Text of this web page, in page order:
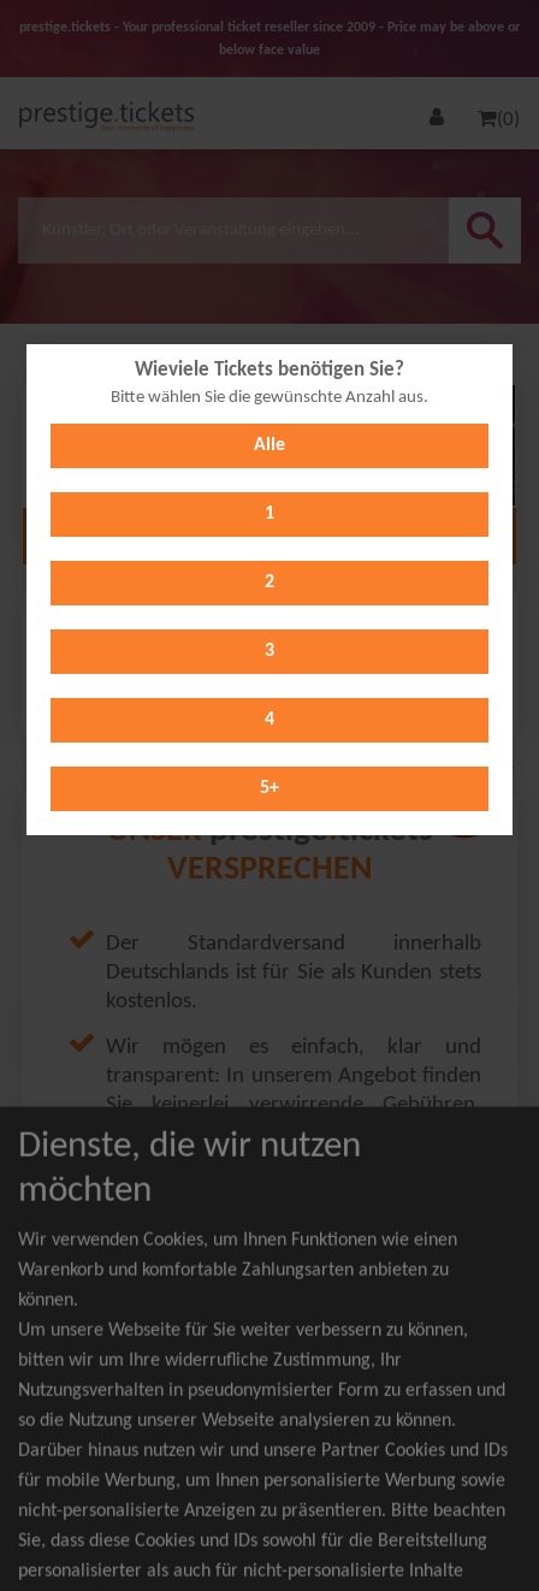
prestige.tickets - Your professional ticket reseller since 2009 - Price may be above or
below face value
(0)
Wieviele Tickets benötigen Sie?
Bitte wählen Sie die gewünschte Anzahl aus.
Alle
1
2
3
4
5+
23
Alle Termine anzeigen
Friday 23.04.2027
UNSERprestige.tickets
VERSPRECHEN
Der Standardversand innerhalb
Deutschlands ist für Sie als Kunden stets
kostenlos.
Wir mögen es einfach, klar und
transparent: In unserem Angebot finden
Sie keinerlei verwirrende Gebühren,
Zusatzangebote oder ähnliches.
Sie erhalten ausschließlich
zusammenhängende Sitzplätze, welche
nach der Bestplatzbuchung vergeben
werden.
wider Erwarten doch nicht verfügbar
sein, erhalten Sie von uns Tickets für die
nächst bessere Kategorie. Und das
kostenfrei und völlig automatisch.
TOP-Events
Dienste, die wir nutzen
möchten
Wir verwenden Cookies, um Ihnen Funktionen wie einen
Warenkorb und komfortable Zahlungsarten anbieten zu
können.
Um unsere Webseite für Sie weiter verbessern zu können,
bitten wir um Ihre widerrufliche Zustimmung, Ihr
Nutzungsverhalten in pseudonymisierter Form zu erfassen und
so die Nutzung unserer Webseite analysieren zu können.
Darüber hinaus nutzen wir und unsere Partner Cookies und IDs
für mobile Werbung, um Ihnen personalisierte Werbung sowie
nicht-personalisierte Anzeigen zu präsentieren. Bitte beachten
Sie, dass diese Cookies und IDs sowohl für die Bereitstellung
personalisierter als auch für nicht-personalisierte Inhalte